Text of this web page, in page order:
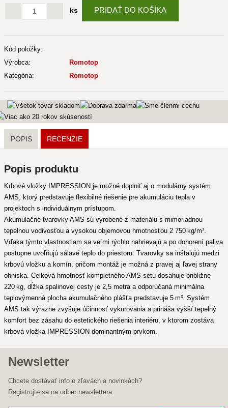
ks PRIDAŤ DO KOŠÍKA
Kód položky:
Výrobca:
Romotop
Kategória:
Romotop
POPIS RECENZIE
Popis produktu
Krbové vložky IMPRESSION je možné doplniť aj o modulárny systém
AMS, ktorý predstavuje flexibilné riešenie pre akumuláciu tepla v
projektoch s individuálnym prístupom.
Akumulačné tvarovky AMS sú vyrobené z materiálu s mimoriadnou
tepelnou vodivosťou a vysokou objemovou hmotnosťou 2 750 kg/m³.
Vďaka týmto vlastnostiam sa veľmi rýchlo nahrievajú a po dohorení paliva
postupne uvoľňujú sálavé teplo do priestoru. Tvarovky sa inštalujú medzi
krbovú vložku a komín, pričom montáž je možná z pravej aj ľavej strany
ohniska. Celková hmotnosť kompletného AMS setu dosahuje približne
220 kg, dĺžka spalinovej cesty je 2,5 metra a odporúčaná minimálna
teplovýmenná plocha akumulačného plášťa predstavuje 5 m². Systém
AMS tak výrazne zvyšuje účinnosť vykurovania a prináša vyšší tepelný
komfort bez zásahu do estetického riešenia interiéru, v ktorom zostáva
krbová vložka IMPRESSION dominantným prvkom.
Newsletter
Chcete dostávať info o zľavách a novinkách?
Registrujte sa na odber newslettera.